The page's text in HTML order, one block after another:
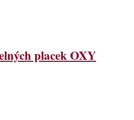
placek OXY